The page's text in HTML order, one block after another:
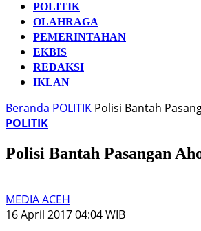
POLITIK
OLAHRAGA
PEMERINTAHAN
EKBIS
REDAKSI
IKLAN
Beranda POLITIK Polisi Bantah
POLITIK
Polisi Bantah Pasangan
MEDIA ACEH
16 April 2017 04:04 WIB